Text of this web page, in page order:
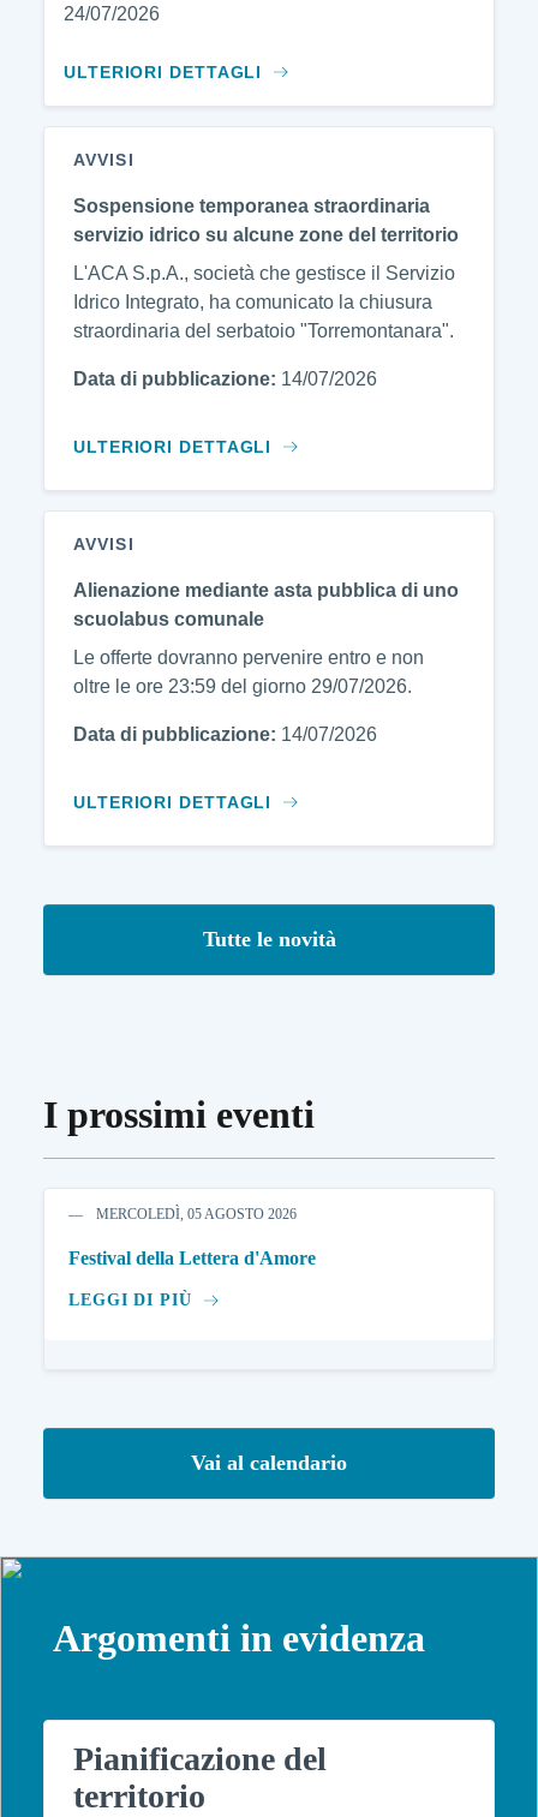
24/07/2026
ULTERIORI DETTAGLI
AVVISI
Sospensione temporanea straordinaria
servizio idrico su alcune zone del territorio
L'ACA S.p.A., società che gestisce il Servizio
Idrico Integrato, ha comunicato la chiusura
straordinaria del serbatoio "Torremontanara".
Data di pubblicazione: 14/07/2026
ULTERIORI DETTAGLI
AVVISI
Alienazione mediante asta pubblica di uno
scuolabus comunale
Le offerte dovranno pervenire entro e non
oltre le ore 23:59 del giorno 29/07/2026.
Data di pubblicazione: 14/07/2026
ULTERIORI DETTAGLI
Tutte le novità
I prossimi eventi
MERCOLEDÌ, 05 AGOSTO 2026
Festival della Lettera d'Amore
LEGGI DI PIÙ
Vai al calendario
Argomenti in evidenza
Pianificazione del
territorio